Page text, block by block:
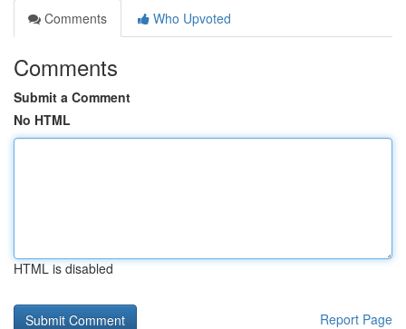
Comments
Who Upvoted
Comments
Submit a Comment
No HTML
HTML is disabled
Report Page